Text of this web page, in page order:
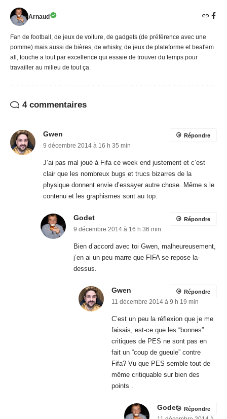
Arnaud
Fan de football, de jeux de voiture, de gadgets (de préférence avec une
pomme) mais aussi de bières, de whisky, de jeux de plateforme et beat'em
all, touche a tout par excellence qui essaie de trouver du temps pour
travailler au milieu de tout ça.
4 commentaires
Gwen
9 décembre 2014 à 16 h 35 min
J’ai pas mal joué à Fifa ce week end justement et c’est
clair que les nombreux bugs et trucs bizarres de la
physique donnent envie d’essayer autre chose. Même s le
contenu et les graphismes sont au top.
Répondre
Godet
9 décembre 2014 à 16 h 36 min
Bien d’accord avec toi Gwen, malheureusement,
j’en ai un peu marre que FIFA se repose la-
dessus.
Répondre
Gwen
11 décembre 2014 à 9 h 19 min
C’est un peu la réflexion que je me
faisais, est-ce que les “bonnes”
critiques de PES ne sont pas en
fait un “coup de gueule” contre
Fifa? Vu que PES semble tout de
même critiquable sur bien des
points .
Répondre
Godet Répondre